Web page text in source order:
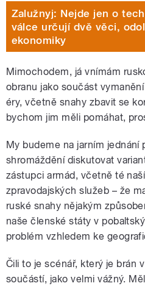
Zalužnyj: Nejde jen o
válce určují dvě věci,
ekonomiky
Mimochodem, já vnímám
obranu jako součást
éry, včetně snahy zbavit se
bychom jim měli pomáhat,
My budeme na jarním jednání
shromáždění diskutovat
zástupci armád, včetně té
zpravodajských služeb – že
ruské snahy nějakým
naše členské státy v
problém vzhledem ke
Čili to je scénář, který je brán
součástí, jako velmi vážný.